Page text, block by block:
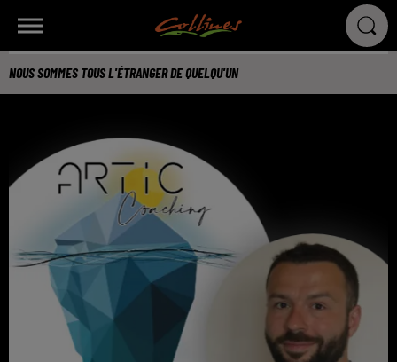
NOUS SOMMES TOUS L'ÉTRANGER DE QUELQU'UN